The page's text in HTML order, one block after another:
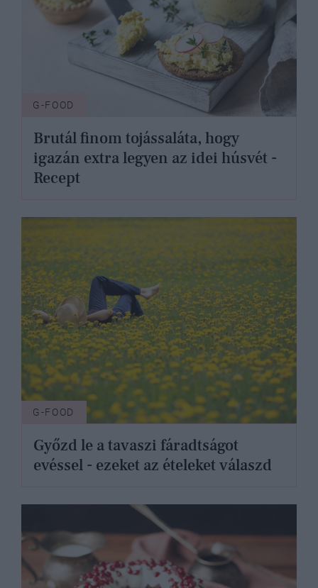
G-FOOD
Brutál finom tojássaláta, hogy
igazán extra legyen az idei húsvét -
Recept
G-FOOD
Győzd le a tavaszi fáradtságot
evéssel - ezeket az ételeket válaszd